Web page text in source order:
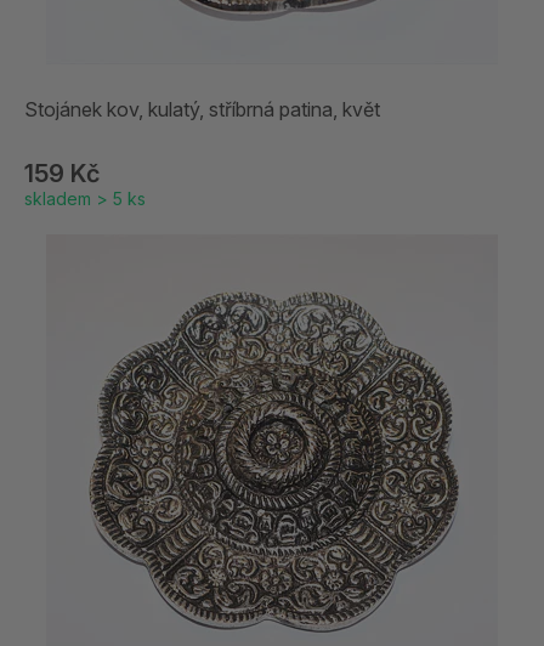
Stojánek kov, kulatý, stříbrná patina, květ
159 Kč
skladem > 5 ks